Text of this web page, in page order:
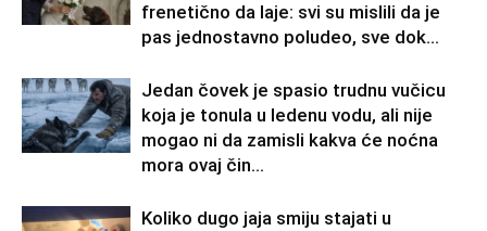
frenetično da laje: svi su mislili da je
pas jednostavno poludeo, sve dok...
Jedan čovek je spasio trudnu vučicu
koja je tonula u ledenu vodu, ali nije
mogao ni da zamisli kakva će noćna
mora ovaj čin...
Koliko dugo jaja smiju stajati u